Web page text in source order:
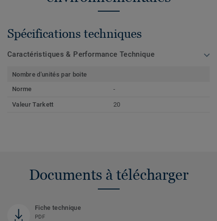
Spécifications techniques
Caractéristiques & Performance Technique
Nombre d'unités par boite
Norme
-
Valeur Tarkett 20
Documents à télécharger
Fiche technique
PDF